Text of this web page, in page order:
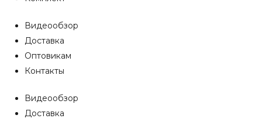
Видеообзор
Доставка
Оптовикам
Контакты
Видеообзор
Доставка